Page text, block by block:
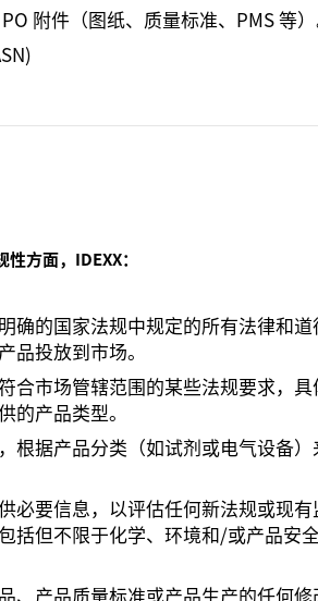
附件（图纸、质量标准、PMS 等
方面，IDEXX：
确的国家法规中规定的所有法律和道
品投放到市场。
合市场管辖范围的某些法规要求，具
的产品类型。
根据产品分类（如试剂或电气设备）
必要信息，以评估任何新法规或现有
括但不限于化学、环境和/或产品安
、产品质量标准或产品生产的任何修